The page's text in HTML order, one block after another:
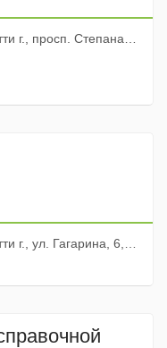
Степана Разина, 16а
Гагарина, 6, оф. 118